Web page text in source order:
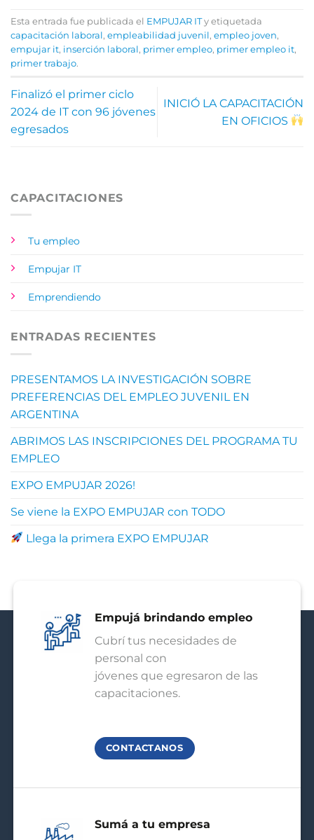
Esta entrada fue publicada el EMPUJAR ITy etiquetada
capacitación laboral, empleabilidad juvenil, empleo joven,
empujar it, inserción laboral, primer empleo, primer empleo it,
primer trabajo.
Finalizó el primer ciclo
2024 de IT con 96 jóvenes
egresados
INICIÓ LA CAPACITACIÓN
EN OFICIOS
CAPACITACIONES
Tu empleo
Empujar IT
Emprendiendo
ENTRADAS RECIENTES
PRESENTAMOS LA INVESTIGACIÓN SOBRE
PREFERENCIAS DEL EMPLEO JUVENIL EN
ARGENTINA
ABRIMOS LAS INSCRIPCIONES DEL PROGRAMA TU
EMPLEO
EXPO EMPUJAR 2026!
Se viene la EXPO EMPUJAR con TODO
Llega la primera EXPO EMPUJAR
Empujá brindando empleo
Cubrí tus necesidades de
personal con
jóvenes que egresaron de las
capacitaciones.
CONTACTANOS
Sumá a tu empresa